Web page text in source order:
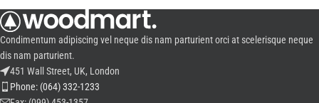
Condimentum adipiscing vel neque dis nam parturient orci at scelerisque neque
dis nam parturient.
451 Wall Street, UK, London
Phone: (064) 332-1233